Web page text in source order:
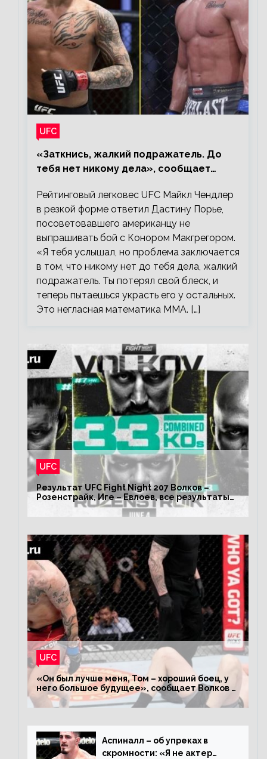
UFC
«Заткнись, жалкий подражатель. До
тебя нет никому дела», сообщает
Рейтинговый легковес UFC Майкл Чендлер
в резкой форме ответил Дастину Порье,
посоветовавшего американцу не
выпрашивать бой с Конором Макгрегором.
«Я тебя услышал, но проблема заключается
в том, что никому нет до тебя дела, жалкий
подражатель. Ты потерял свой блеск, и
теперь пытаешься украсть его у остальных.
Это негласная математика ММА. […]
UFC
Результат UFC Fight Night 207 Волков –
Розенстрайк, Иге – Евлоев, все результаты
турнира ЮФС ФН 207
UFC
«Он был лучше меня, Том – хороший боец, у
него большое будущее», сообщает Волков –
о поражении Аспиналлу
Аспиналл – об упреках в
скромности: «Я не актер